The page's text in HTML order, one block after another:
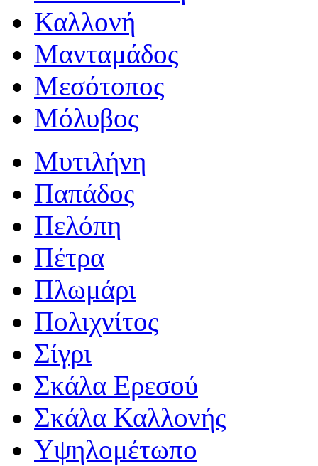
Καλλονή
Μανταμάδος
Μεσότοπος
Μόλυβος
Μυτιλήνη
Παπάδος
Πελόπη
Πέτρα
Πλωμάρι
Πολιχνίτος
Σίγρι
Σκάλα Ερεσού
Σκάλα Καλλονής
Υψηλομέτωπο